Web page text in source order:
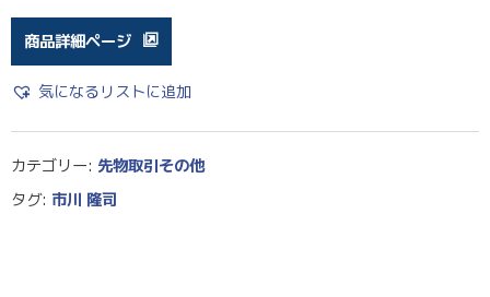
商品詳細ページ
気になるリストに追加
カテゴリー: 先物取引その他
タグ: 市川 隆司